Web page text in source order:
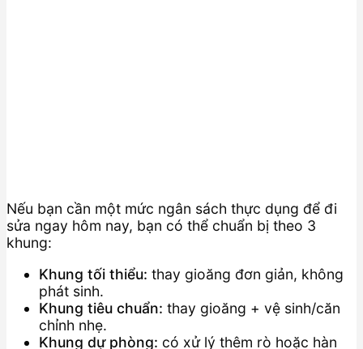
Nếu bạn cần một mức ngân sách thực dụng để đi
sửa ngay hôm nay, bạn có thể chuẩn bị theo 3
khung:
Khung tối thiểu: thay gioăng đơn giản, không
phát sinh.
Khung tiêu chuẩn: thay gioăng + vệ sinh/căn
chỉnh nhẹ.
Khung dự phòng: có xử lý thêm rò hoặc hàn